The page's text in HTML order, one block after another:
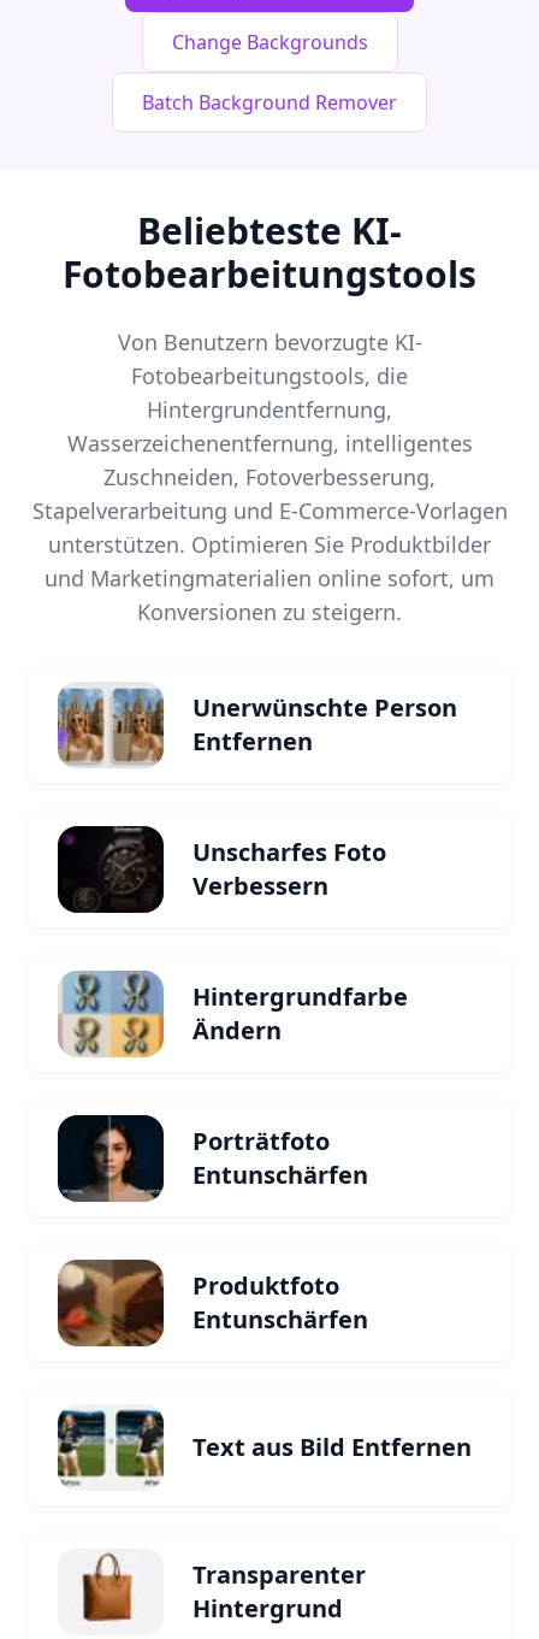
Change Backgrounds
Batch Background Remover
Beliebteste KI-
Fotobearbeitungstools
Von Benutzern bevorzugte KI-
Fotobearbeitungstools, die
Hintergrundentfernung,
Wasserzeichenentfernung, intelligentes
Zuschneiden, Fotoverbesserung,
Stapelverarbeitung und E-Commerce-Vorlagen
unterstützen. Optimieren Sie Produktbilder
und Marketingmaterialien online sofort, um
Konversionen zu steigern.
Unerwünschte Person
Entfernen
Unscharfes Foto
Verbessern
Hintergrundfarbe
Ändern
Porträtfoto
Entunschärfen
Produktfoto
Entunschärfen
Text aus Bild Entfernen
Transparenter
Hintergrund